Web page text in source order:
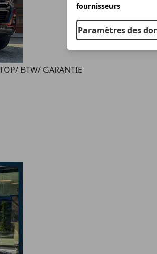
BTW/ GARANTIE
fournisseurs
Paramètres des